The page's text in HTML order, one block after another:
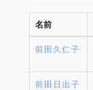
名前
前田久仁子
前田日出子